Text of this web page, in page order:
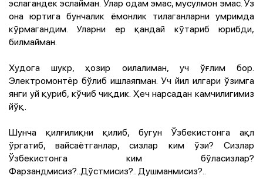
эслагандек эслайман. Улар одам эмас, мусулмон эмас. Ўз
она юртига бунчалик ёмонлик тилаганларни умримда
кўрмагандим. Уларни ер қандай кўтариб юрибди,
билмайман.
Худога шукр, ҳозир оилалиман, уч ўғлим бор.
Электромонтёр бўлиб ишлаяпман. Уч йил илгари ўзимга
янги уй қуриб, кўчиб чиқдик. Ҳеч нарсадан камчилигимиз
йўқ.
Шунча қилғилиқни қилиб, бугун Ўзбекистонга ақл
ўргатиб, вайсаётганлар, сизлар ким ўзи? Сизлар
Ўзбекистонга ким бўласизлар?
Фарзандмисиз?..Дўстмисиз?.. Душманмисиз?..